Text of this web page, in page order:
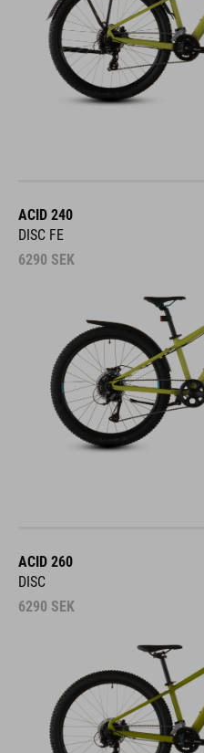
ACID 240
DISC FE
6290 SEK
ACID 260
DISC
6290 SEK